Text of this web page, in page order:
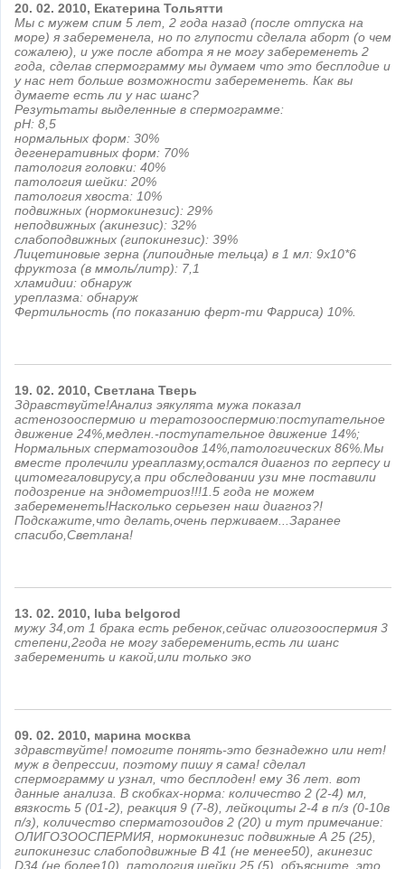
20. 02. 2010, Екатерина Тольятти
Мы с мужем спим 5 лет, 2 года назад (после отпуска на
море) я забеременела, но по глупости сделала аборт (о чем
сожалею), и уже после аботра я не могу забеременеть 2
года, сделав спермограмму мы думаем что это бесплодие и
у нас нет больше возможности забеременеть. Как вы
думаете есть ли у нас шанс?
Резутьтаты выделенные в спермограмме:
рН: 8,5
нормальных форм: 30%
дегенеративных форм: 70%
патология головки: 40%
патология шейки: 20%
патология хвоста: 10%
подвижных (нормокинезис): 29%
неподвижных (акинезис): 32%
слабоподвижных (гипокинезис): 39%
Лицетиновые зерна (липоидные тельца) в 1 мл: 9х10*6
фруктоза (в ммоль/литр): 7,1
хламидии: обнаруж
уреплазма: обнаруж
Фертильность (по показанию ферт-ти Фарриса) 10%.
19. 02. 2010, Светлана Тверь
Здравствуйте!Анализ эякулята мужа показал
астенозооспермию и тератозооспермию:поступательное
движение 24%,медлен.-поступательное движение 14%;
Нормальных сперматозоидов 14%,патологических 86%.Мы
вместе пролечили уреаплазму,остался диагноз по герпесу и
цитомегаловирусу,а при обследовании узи мне поставили
подозрение на эндометриоз!!!1.5 года не можем
забеременеть!Насколько серьезен наш диагноз?!
Подскажите,что делать,очень перживаем...Заранее
спасибо,Светлана!
13. 02. 2010, luba belgorod
мужу 34,от 1 брака есть ребенок,сейчас олигозооспермия 3
степени,2года не могу забеременить,есть ли шанс
забеременить и какой,или только эко
09. 02. 2010, марина москва
здравствуйте! помогите понять-это безнадежно или нет!
муж в депрессии, поэтому пишу я сама! сделал
спермограмму и узнал, что бесплоден! ему 36 лет. вот
данные анализа. В скобках-норма: количество 2 (2-4) мл,
вязкость 5 (01-2), реакция 9 (7-8), лейкоциты 2-4 в п/з (0-10в
п/з), количество сперматозоидов 2 (20) и тут примечание:
ОЛИГОЗООСПЕРМИЯ, нормокинезис подвижные А 25 (25),
гипокинезис слабоподвижные В 41 (не менее50), акинезис
D34 (не более10), патология шейки 25 (5). объясните, это